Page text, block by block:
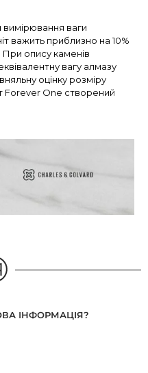
вимірювання ваги
важить приблизно на 10%
опису каменів
вагу алмазу
оцінку розміру
Forever One створений
ІНФОРМАЦІЯ?